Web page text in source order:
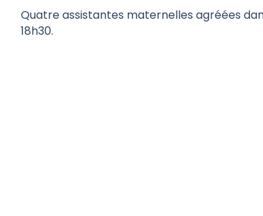
Quatre assistantes maternelles agréées
18h30.